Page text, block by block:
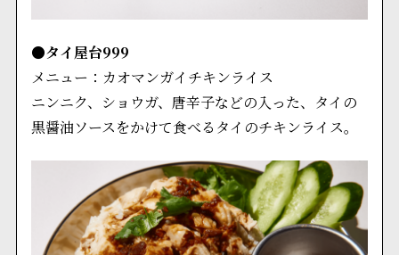
●タイ屋台999
メニュー：カオマンガイチキンライス
ニンニク、ショウガ、唐辛子などの入った、タイの
黒醤油ソースをかけて食べるタイのチキンライス。